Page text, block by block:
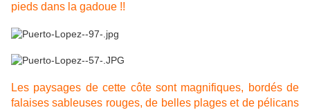
pieds dans la gadoue !!
Les paysages de cette côte sont magnifiques, bordés de
falaises sableuses rouges, de belles plages et de pélicans